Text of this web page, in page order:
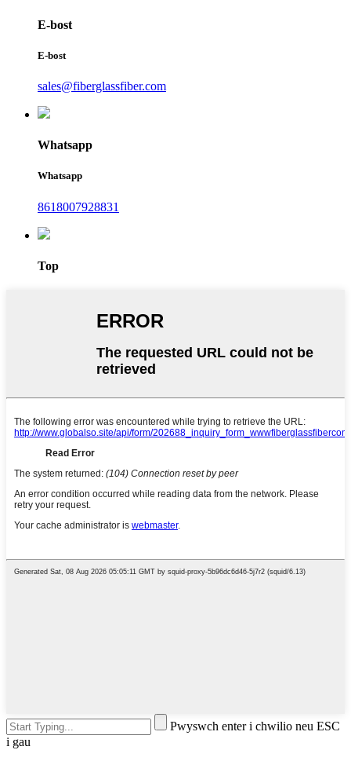
E-bost
E-bost
sales@fiberglassfiber.com
Whatsapp
Whatsapp
8618007928831
Top
Pwyswch enter i chwilio neu ESC
i gau